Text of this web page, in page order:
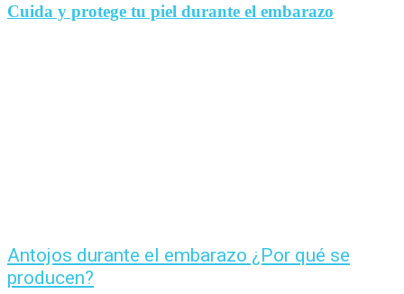
Cuida y protege tu piel durante el embarazo
Antojos durante el embarazo ¿Por qué se
producen?